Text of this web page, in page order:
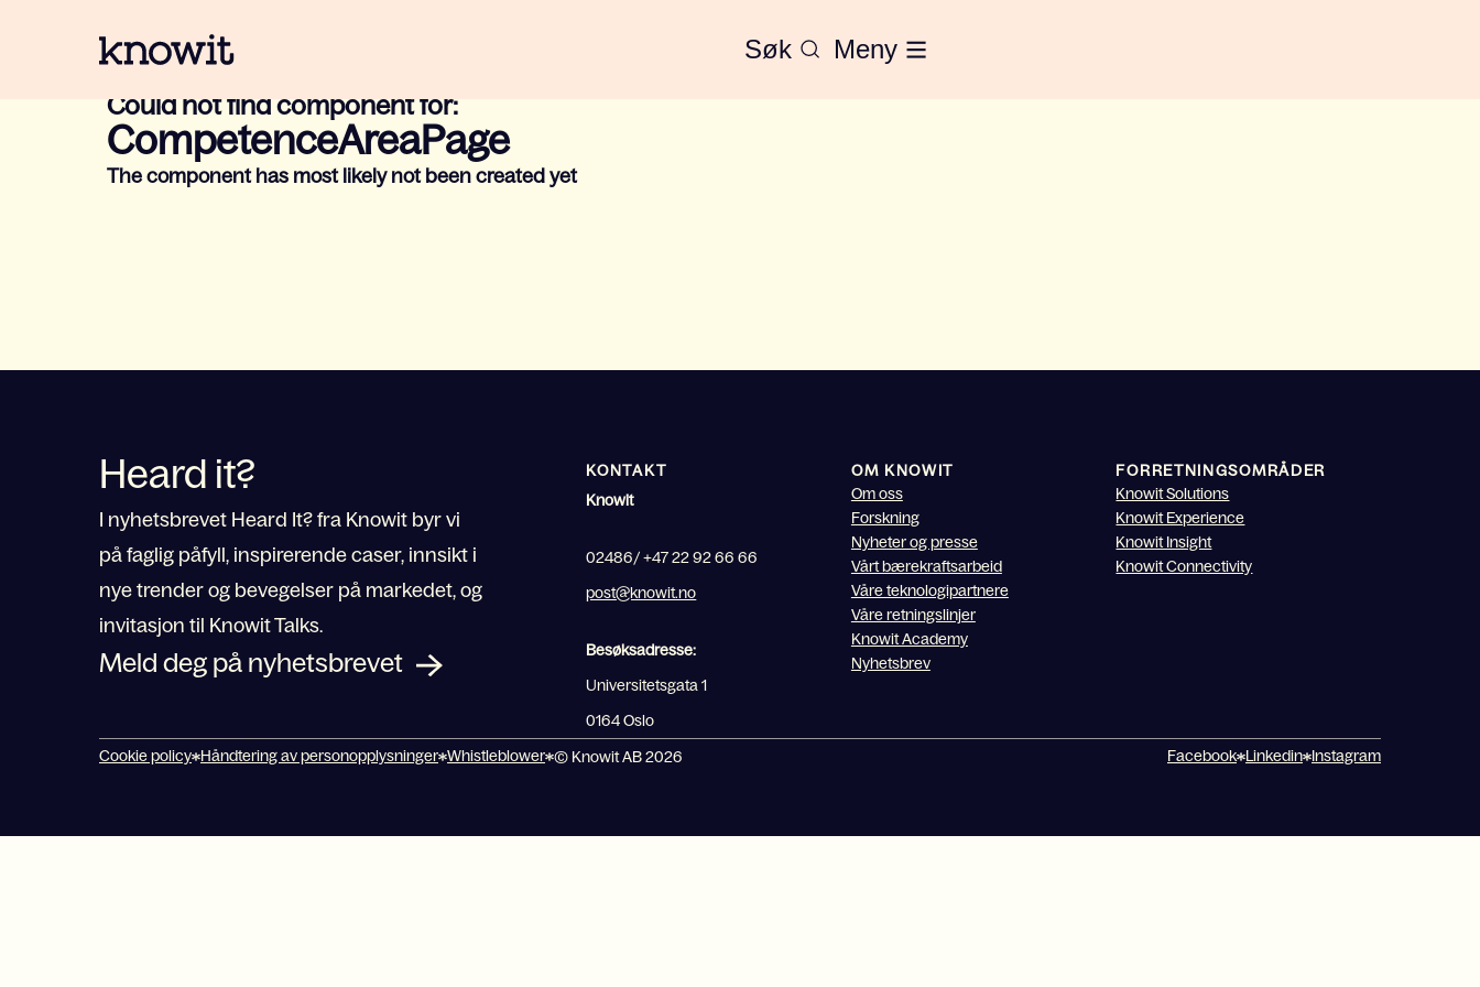
Til hjemmesiden til Knowit Søk
Meny
Could not find component for:
CompetenceAreaPage
The component has most likely not been created yet
Heard it?
I nyhetsbrevet Heard It? fra Knowit byr vi
på faglig påfyll, inspirerende caser, innsikt i
nye trender og bevegelser på markedet, og
invitasjon til Knowit Talks.
Meld deg på nyhetsbrevet
KONTAKT
Knowit
02486/ +47 22 92 66 66
post@knowit.no
Besøksadresse:
Universitetsgata 1
0164 Oslo
OM KNOWIT
Om oss
Forskning
Nyheter og presse
Vårt bærekraftsarbeid
Våre teknologipartnere
Våre retningslinjer
Knowit Academy
Nyhetsbrev
FORRETNINGSOMRÅDER
Knowit Solutions
Knowit Experience
Knowit Insight
Knowit Connectivity
Cookie policy Håndtering av personopplysninger Whistleblower © Knowit AB 2026 Facebook Linkedin Instagram